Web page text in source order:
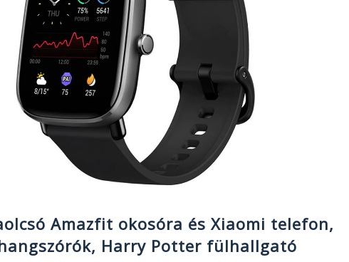
kijelzővel
(plusz
GPS,
SIM)
Amazfit okosóra és Xiaomi telefon,
Harry Potter fülhallgató